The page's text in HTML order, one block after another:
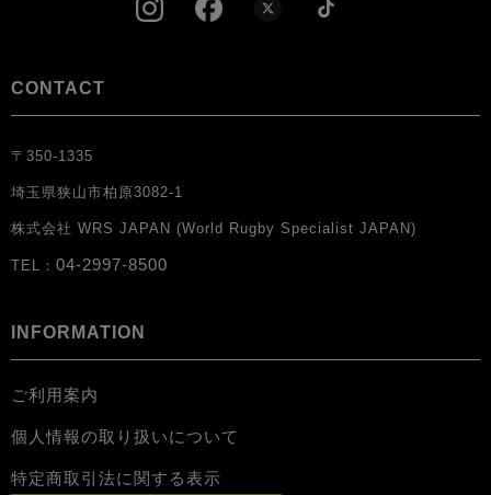
CONTACT
〒350-1335
埼玉県狭山市柏原3082-1
株式会社 WRS JAPAN (World Rugby Specialist JAPAN)
TEL： 04-2997-8500
INFORMATION
ご利用案内
個人情報の取り扱いについて
特定商取引法に関する表示